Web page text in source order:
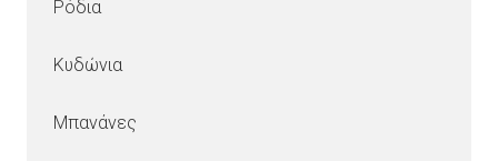
Ρόδια
Κυδώνια
Μπανάνες